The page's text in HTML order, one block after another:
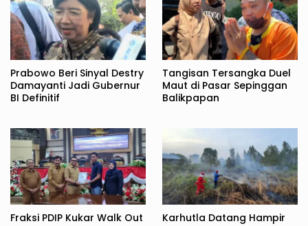
Prabowo Beri Sinyal Destry
Damayanti Jadi Gubernur
BI Definitif
Tangisan Tersangka Duel
Maut di Pasar Sepinggan
Balikpapan
Fraksi PDIP Kukar Walk Out
Karhutla Datang Hampir